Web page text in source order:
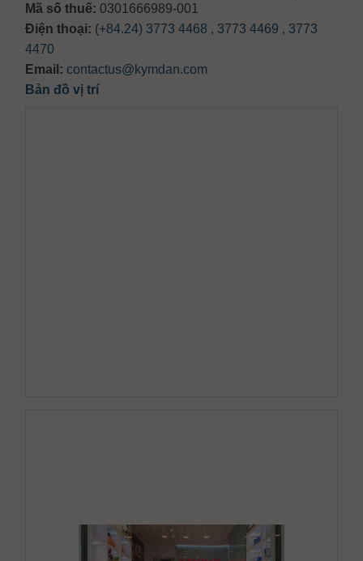
Mã số thuế: 0301666989-001
Điện thoại: (+84.24) 3773 4468 , 3773 4469 , 3773
4470
Email: contactus@kymdan.com
Bản đồ vị trí